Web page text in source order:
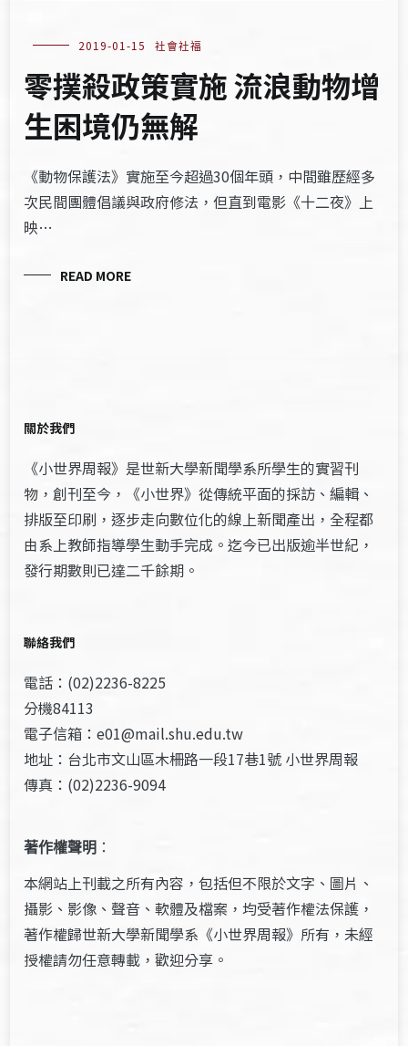
2019-01-15 社會社福
零撲殺政策實施 流浪動物增
生困境仍無解
《動物保護法》實施至今超過30個年頭，中間雖歷經多
次民間團體倡議與政府修法，但直到電影《十二夜》上
映…
READ MORE
關於我們
《小世界周報》是世新大學新聞學系所學生的實習刊
物，創刊至今，《小世界》從傳統平面的採訪、編輯、
排版至印刷，逐步走向數位化的線上新聞產出，全程都
由系上教師指導學生動手完成。迄今已出版逾半世紀，
發行期數則已達二千餘期。
聯絡我們
電話：(02)2236-8225
分機84113
電子信箱：e01@mail.shu.edu.tw
地址：台北市文山區木柵路一段17巷1號 小世界周報
傳真：(02)2236-9094
著作權聲明 ：
本網站上刊載之所有內容，包括但不限於文字、圖片、
攝影、影像、聲音、軟體及檔案，均受著作權法保護，
著作權歸世新大學新聞學系《小世界周報》所有，未經
授權請勿任意轉載，歡迎分享。